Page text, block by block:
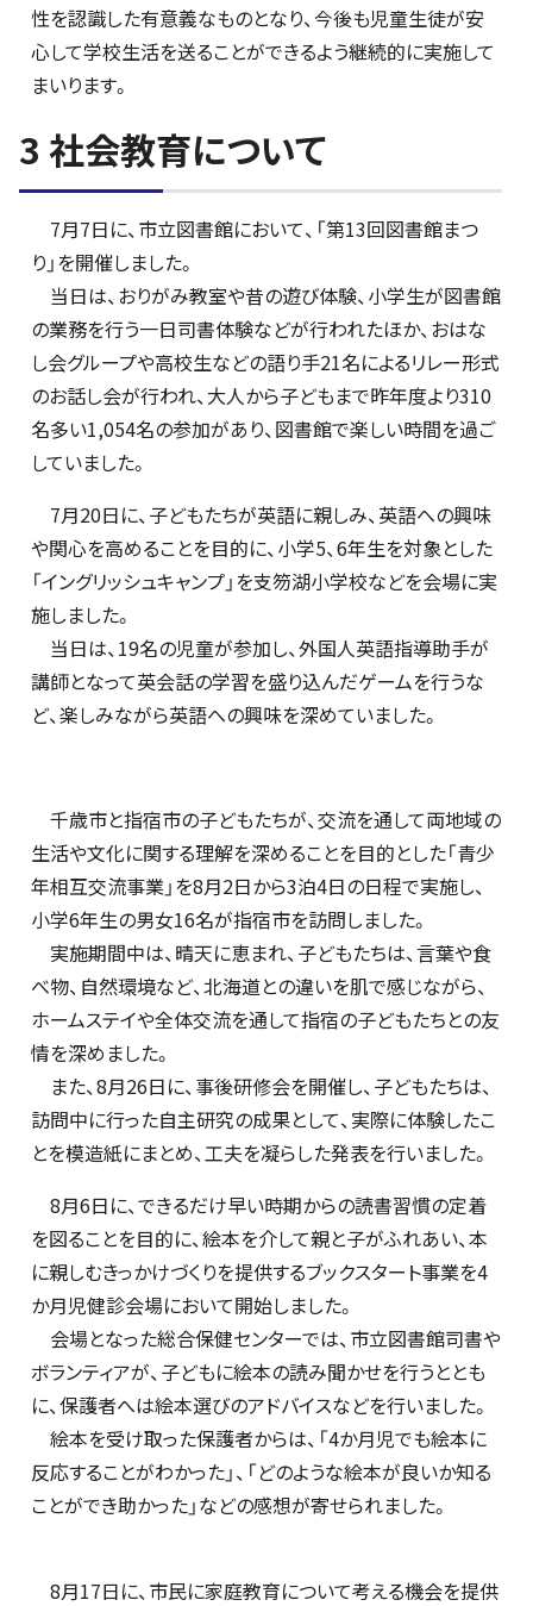
性を認識した有意義なものとなり、今後も児童生徒が安
心して学校生活を送ることができるよう継続的に実施して
まいります。
3 社会教育について
7月7日に、市立図書館において、「第13回図書館まつ
り」を開催しました。
当日は、おりがみ教室や昔の遊び体験、小学生が図書館
の業務を行う一日司書体験などが行われたほか、おはな
し会グループや高校生などの語り手21名によるリレー形式
のお話し会が行われ、大人から子どもまで昨年度より310
名多い1,054名の参加があり、図書館で楽しい時間を過ご
していました。
7月20日に、子どもたちが英語に親しみ、英語への興味
や関心を高めることを目的に、小学5、6年生を対象とした
「イングリッシュキャンプ」を支笏湖小学校などを会場に実
施しました。
当日は、19名の児童が参加し、外国人英語指導助手が
講師となって英会話の学習を盛り込んだゲームを行うな
ど、楽しみながら英語への興味を深めていました。
千歳市と指宿市の子どもたちが、交流を通して両地域の
生活や文化に関する理解を深めることを目的とした「青少
年相互交流事業」を8月2日から3泊4日の日程で実施し、
小学6年生の男女16名が指宿市を訪問しました。
実施期間中は、晴天に恵まれ、子どもたちは、言葉や食
べ物、自然環境など、北海道との違いを肌で感じながら、
ホームステイや全体交流を通して指宿の子どもたちとの友
情を深めました。
また、8月26日に、事後研修会を開催し、子どもたちは、
訪問中に行った自主研究の成果として、実際に体験したこ
とを模造紙にまとめ、工夫を凝らした発表を行いました。
8月6日に、できるだけ早い時期からの読書習慣の定着
を図ることを目的に、絵本を介して親と子がふれあい、本
に親しむきっかけづくりを提供するブックスタート事業を4
か月児健診会場において開始しました。
会場となった総合保健センターでは、市立図書館司書や
ボランティアが、子どもに絵本の読み聞かせを行うととも
に、保護者へは絵本選びのアドバイスなどを行いました。
絵本を受け取った保護者からは、「4か月児でも絵本に
反応することがわかった」、「どのような絵本が良いか知る
ことができ助かった」などの感想が寄せられました。
8月17日に、市民に家庭教育について考える機会を提供